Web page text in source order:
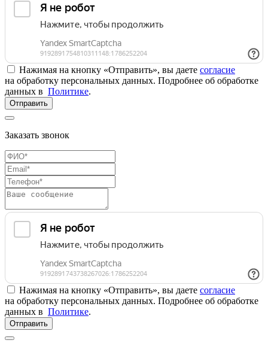
Нажимая на кнопку «Отправить», вы даете согласие
на обработку персональных данных. Подробнее об обработке
данных в Политике.
Отправить
Заказать звонок
Нажимая на кнопку «Отправить», вы даете согласие
на обработку персональных данных. Подробнее об обработке
данных в Политике.
Отправить